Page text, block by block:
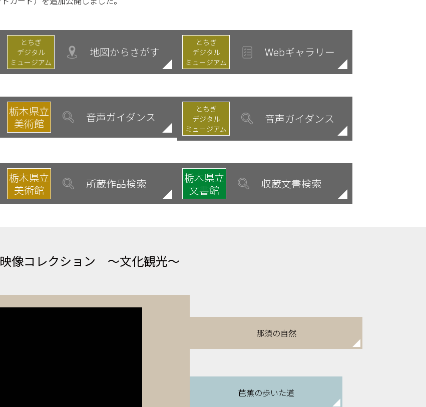
とちぎ
デジタル
ミュージアム
地図からさがす
とちぎ
デジタル
ミュージアム
Webギャラリー
栃木県立
美術館
音声ガイダンス
とちぎ
デジタル
ミュージアム
音声ガイダンス
栃木県立
美術館
所蔵作品検索
栃木県立
文書館
収蔵文書検索
映像コレクション ～文化観光～
那須の自然
芭蕉の歩いた道